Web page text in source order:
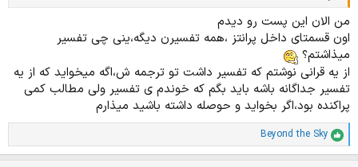
من الان این پست رو دیدم
اون قسمتای داخل پرانتز ،همه تفسیرن دیگه،ینی چی تفسیر
میذاشتم؟
از یه قرانی نوشتم که تفسیر داشت تو ترجمه ش،اگه میخواید که از یه
تفسیر جداگانه باشه باید بگم که خوندم ی تفسیر ولی مطالب کمی
پراکنده بود،اگر بخواید و حوصله داشته باشید میذارم
ا
م
Beyond the Sky